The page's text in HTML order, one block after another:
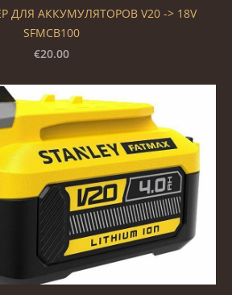
ДЛЯ АККУМУЛЯТОРОВ V20 -> 18V
SFMCB100
€20.00